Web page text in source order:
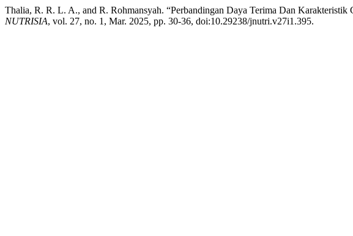
Thalia, R. R. L. A., and R. Rohmansyah. “Perbandingan Daya Terima Dan
NUTRISIA, vol. 27, no. 1, Mar. 2025, pp. 30-36, doi:10.29238/jnutri.v27i1.395.